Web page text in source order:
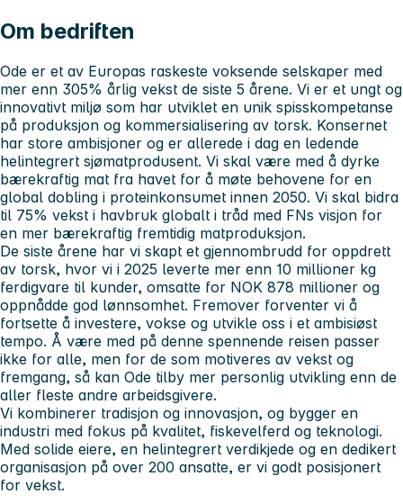
Om bedriften
Ode er et av Europas raskeste voksende selskaper med
mer enn 305% årlig vekst de siste 5 årene. Vi er et ungt og
innovativt miljø som har utviklet en unik spisskompetanse
på produksjon og kommersialisering av torsk. Konsernet
har store ambisjoner og er allerede i dag en ledende
helintegrert sjømatprodusent. Vi skal være med å dyrke
bærekraftig mat fra havet for å møte behovene for en
global dobling i proteinkonsumet innen 2050. Vi skal bidra
til 75% vekst i havbruk globalt i tråd med FNs visjon for
en mer bærekraftig fremtidig matproduksjon.
De siste årene har vi skapt et gjennombrudd for oppdrett
av torsk, hvor vi i 2025 leverte mer enn 10 millioner kg
ferdigvare til kunder, omsatte for NOK 878 millioner og
oppnådde god lønnsomhet. Fremover forventer vi å
fortsette å investere, vokse og utvikle oss i et ambisiøst
tempo. Å være med på denne spennende reisen passer
ikke for alle, men for de som motiveres av vekst og
fremgang, så kan Ode tilby mer personlig utvikling enn de
aller fleste andre arbeidsgivere.
Vi kombinerer tradisjon og innovasjon, og bygger en
industri med fokus på kvalitet, fiskevelferd og teknologi.
Med solide eiere, en helintegrert verdikjede og en dedikert
organisasjon på over 200 ansatte, er vi godt posisjonert
for vekst.